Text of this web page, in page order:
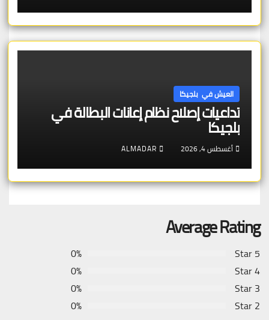
العيش في بلجيكا
تداعيات إصلاح نظام إعانات البطالة في
بلجيكا
أغسطس 4, 2026 ALMADAR
Average Rating
5 Star
0%
4 Star
0%
3 Star
0%
2 Star
0%